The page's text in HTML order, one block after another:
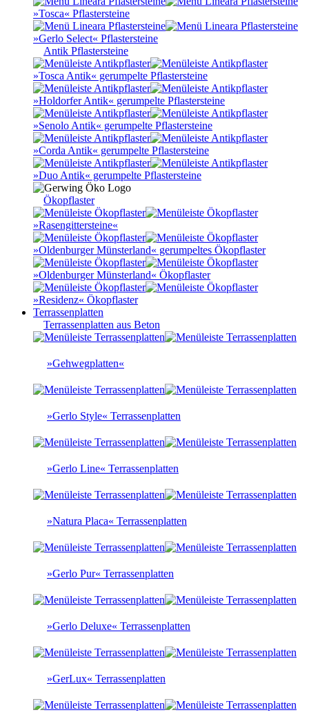
»Tosca« Pflastersteine
»Gerlo Select« Pflastersteine
Antik Pflastersteine
»Tosca Antik« gerumpelte Pflastersteine
»Holdorfer Antik« gerumpelte Pflastersteine
»Senolo Antik« gerumpelte Pflastersteine
»Corda Antik« gerumpelte Pflastersteine
»Duo Antik« gerumpelte Pflastersteine
Ökopflaster
»Rasengittersteine«
»Oldenburger Münsterland« gerumpeltes Ökopflaster
»Oldenburger Münsterland« Ökopflaster
»Residenz« Ökopflaster
Terrassenplatten
Terrassenplatten aus Beton
»Gehwegplatten«
»Gerlo Style« Terrassenplatten
»Gerlo Line« Terrassenplatten
»Natura Placa« Terrassenplatten
»Gerlo Pur« Terrassenplatten
»Gerlo Deluxe« Terrassenplatten
»GerLux« Terrassenplatten